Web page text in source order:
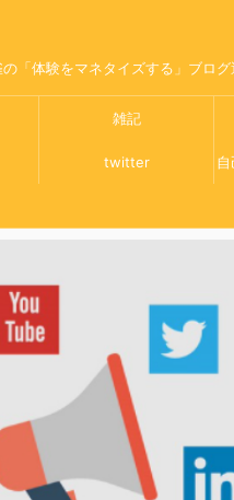
「体験をマネタイズする」ブロ
雑記
twitter